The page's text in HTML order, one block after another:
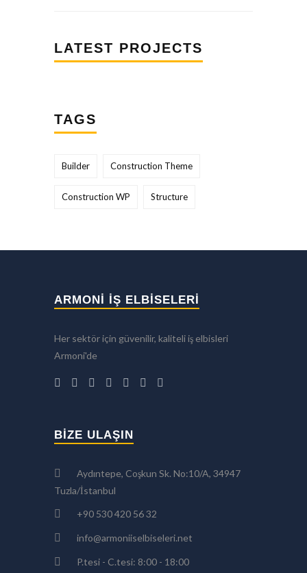
LATEST PROJECTS
TAGS
Builder Construction Theme
Construction WP Structure
ARMONİ İŞ ELBİSELERİ
Her sektör için güvenilir, kaliteli iş elbisleri
Armoni'de
BIZE ULAŞIN
Aydıntepe, Coşkun Sk. No:10/A, 34947
Tuzla/İstanbul
+90 530 420 56 32
info@armoniiselbiseleri.net
P.tesi - C.tesi: 8:00 - 18:00